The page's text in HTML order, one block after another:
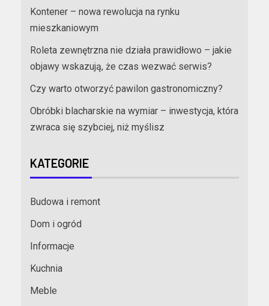
Kontener – nowa rewolucja na rynku
mieszkaniowym
Roleta zewnętrzna nie działa prawidłowo – jakie
objawy wskazują, że czas wezwać serwis?
Czy warto otworzyć pawilon gastronomiczny?
Obróbki blacharskie na wymiar – inwestycja, która
zwraca się szybciej, niż myślisz
KATEGORIE
Budowa i remont
Dom i ogród
Informacje
Kuchnia
Meble